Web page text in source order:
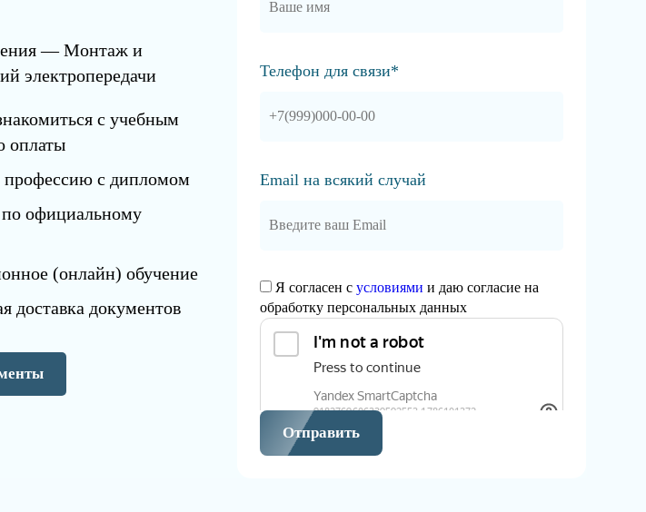
— Монтаж и
электропередачи
с учебным
оплаты
профессию с дипломом
официальному
(онлайн) обучение
доставка документов
Телефон для связи*
Email на всякий случай
Я согласен сусловиями и даю согласие на
обработку персональных данных
Отправить